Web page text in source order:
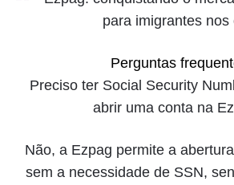
Perguntas
Preciso ter Social Security
abrir uma conta na
Não, a Ezpag permite a
sem a necessidade de SSN,